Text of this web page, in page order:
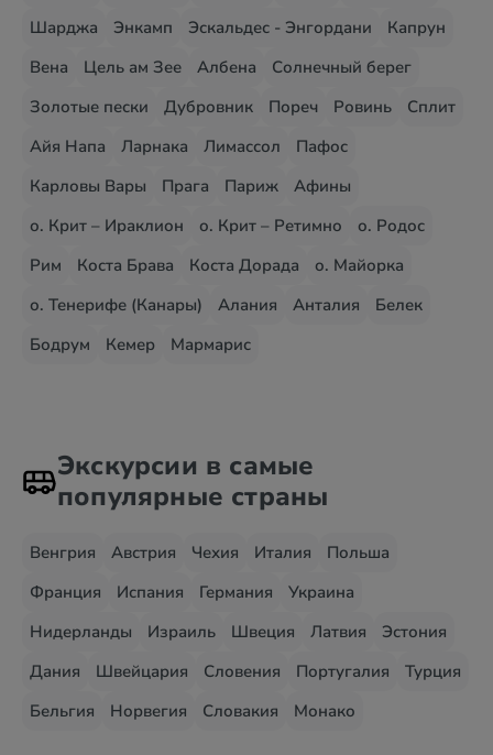
Шарджа
Энкамп Эскальдес - Энгордани
Капрун
Вена
Цель ам Зее Албена
Солнечный берег
Золотые пески
Дубровник Пореч Ровинь
Сплит
Айя Напа
Ларнака Лимассол
Пафос
Карловы Вары
Прага Париж
Афины
о. Крит – Ираклион
о. Крит – Ретимно
о. Родос
Рим
Коста Брава Коста Дорада
о. Майорка
о. Тенерифе (Канары)
Алания Анталия
Белек
Бодрум
Кемер Мармарис
Экскурсии в самые
популярные страны
Венгрия Австрия Чехия Италия
Польша
Франция
Испания Германия
Украина
Нидерланды
Израиль Швеция Латвия
Эстония
Дания
Швейцария Словения Португалия
Турция
Бельгия
Норвегия Словакия Монако